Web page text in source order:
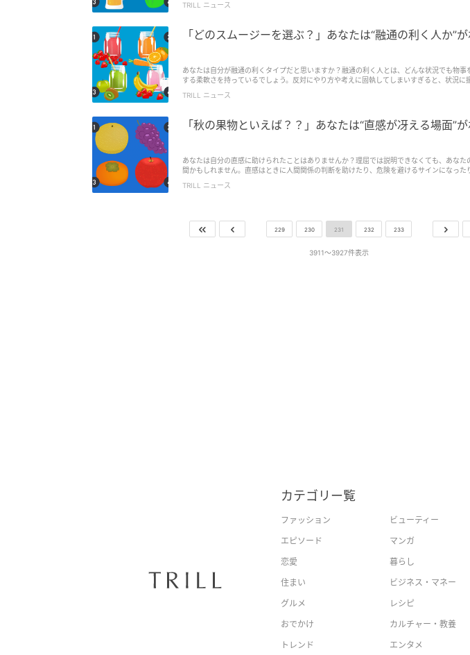
ょう。そこで今回は、あなたは言い訳する人？それともしない人か？を心理テストで探って
TRILL ニュース
「どのスムージーを選ぶ？」あなたは“融通の利く人か”
あなたは自分が融通の利くタイプだと思いますか？融通の利く人とは、どんな状況でも物
する柔軟さを持っているでしょう。反対にやり方や考えに固執してしまいすぎると、状況に
で今回は、あなたは“融通の利く人か”を心理テストで探ってみましょう。
TRILL ニュース
「秋の果物といえば？？」あなたは“直感が冴える場面”
あなたは自分の直感に助けられたことはありませんか？理屈では説明できなくても、あなた
間かもしれません。直感はときに人間関係の判断を助けたり、危険を避けるサインになった
理テストで探ってみましょう。
TRILL ニュース
229 230 231 232 233
3911〜3927件表示
カテゴリー覧
ファッション
ビューティー
エピソード
マンガ
恋愛
暮らし
住まい
ビジネス・マネー
グルメ
レシピ
おでかけ
カルチャー・教養
トレンド
エンタメ